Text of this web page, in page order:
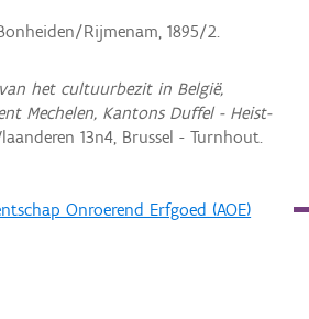
Rijmenam, 1895/2.
het cultuurbezit in België,
Mechelen, Kantons Duffel - Heist-
13n4, Brussel - Turnhout.
Onroerend Erfgoed (AOE)